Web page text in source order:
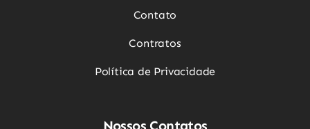
Contato
Contratos
Política de Privacidade